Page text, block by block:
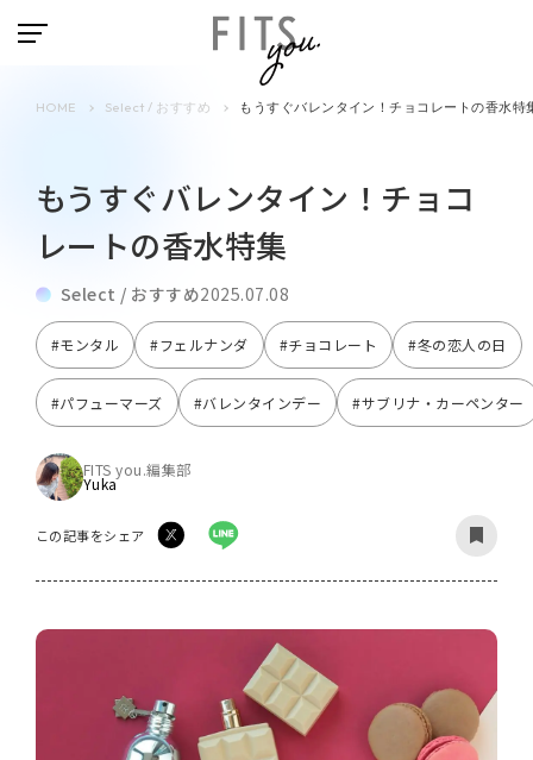
HOME Select / おすすめ もうすぐバレンタイン！チョコレートの香水特
もうすぐバレンタイン！チョコ
レートの香水特集
Select / おすすめ2025.07.08
#モンタル #フェルナンダ #チョコレート #冬の恋人の日
#パフューマーズ #バレンタインデー #サブリナ・カーペンター
FITS you.編集部
Yuka
この記事をシェア